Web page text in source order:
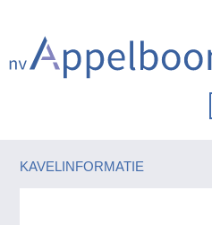
KAVELINFORMATIE